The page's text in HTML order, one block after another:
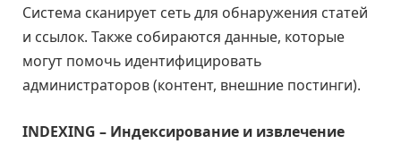
Система сканирует сеть для обнаружения статей
и ссылок. Также собираются данные, которые
могут помочь идентифицировать
администраторов (контент, внешние постинги).
INDEXING – Индексирование и извлечение